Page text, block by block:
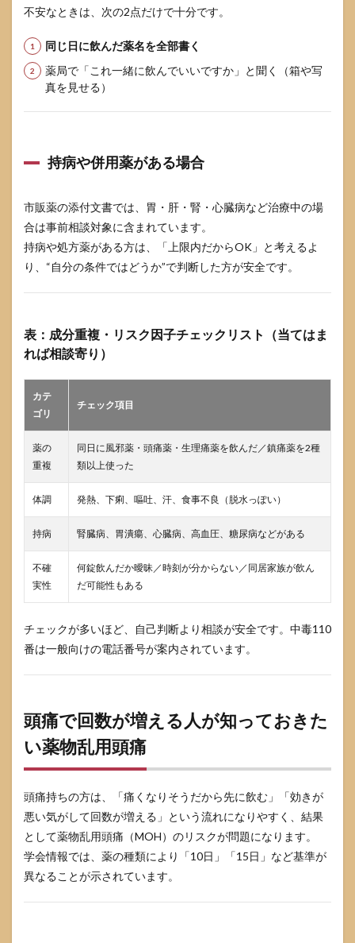
不安なときは、次の2点だけで十分です。
同じ日に飲んだ薬名を全部書く
薬局で「これ一緒に飲んでいいですか」と聞く（箱や写
真を見せる）
持病や併用薬がある場合
市販薬の添付文書では、胃・肝・腎・心臓病など治療中の場
合は事前相談対象に含まれています。
持病や処方薬がある方は、「上限内だからOK」と考えるよ
り、“自分の条件ではどうか”で判断した方が安全です。
表：成分重複・リスク因子チェックリスト（当てはま
れば相談寄り）
カテ
ゴリ
チェック項目
薬の
重複
同日に風邪薬・頭痛薬・生理痛薬を飲んだ／鎮痛薬を2種
類以上使った
体調 発熱、下痢、嘔吐、汗、食事不良（脱水っぽい）
持病 腎臓病、胃潰瘍、心臓病、高血圧、糖尿病などがある
不確
実性
何錠飲んだか曖昧／時刻が分からない／同居家族が飲ん
だ可能性もある
チェックが多いほど、自己判断より相談が安全です。中毒110
番は一般向けの電話番号が案内されています。
頭痛で回数が増える人が知っておきた
い薬物乱用頭痛
頭痛持ちの方は、「痛くなりそうだから先に飲む」「効きが
悪い気がして回数が増える」という流れになりやすく、結果
として薬物乱用頭痛（MOH）のリスクが問題になります。
学会情報では、薬の種類により「10日」「15日」など基準が
異なることが示されています。